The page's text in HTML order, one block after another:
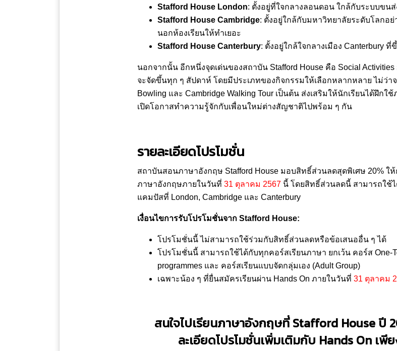
Stafford House London: ตั้งอยู่ที่ใจกลางลอนดอน ใกล้กับระบบขน
Stafford House Cambridge: ตั้งอยู่ใกล้กับมหาวิทยาลัยระดับโลกอย่
นอกห้องเรียนให้ทำเยอะ
Stafford House Canterbury: ตั้งอยู่ใกล้ใจกลางเมือง Canterbury ที่
นอกจากนั้น อีกหนึ่งจุดเด่นของสถาบัน Stafford House คือ Social
จะจัดขึ้นทุก ๆ สัปดาห์ โดยมีประเภทของกิจกรรมให้เลือกหลากหลาย ไม่ว่าจ
Bowling และ Cambridge Walking Tour เป็นต้น ส่งเสริมให้นักเรียนได้ฝึก
เปิดโอกาสทำความรู้จักกับเพื่อนใหม่ต่างสัญชาติไปพร้อม ๆ กัน
รายละเอียดโปรโมชั่น
สถาบันสอนภาษาอังกฤษ Stafford House มอบสิทธิ์ส่วนลดสุดพิเศษ 20% ใ
ภาษาอังกฤษภายในวันที่ 31 ตุลาคม 2567 นี้ โดยสิทธิ์ส่วนลดนี้ สามารถใช้
แคมปัสที่ London, Cambridge และ Canterbury
เงื่อนไขการรับโปรโมชั่นจาก Stafford House:
โปรโมชั่นนี้ ไม่สามารถใช้ร่วมกับสิทธิ์ส่วนลดหรือข้อเสนออื่น ๆ ได้
โปรโมชั่นนี้ สามารถใช้ได้กับทุกคอร์สเรียนภาษา ยกเว้น คอร์ส One-
programmes และ คอร์สเรียนแบบจัดกลุ่มเอง (Adult Group)
เฉพาะน้อง ๆ ที่ยื่นสมัครเรียนผ่าน Hands On ภายในวันที่ 31 ตุลาคม
สนใจไปเรียนภาษาอังกฤษที่Stafford House ปี
ละเอียดโปรโมชั่นเพิ่มเติมกับ Hands On เ